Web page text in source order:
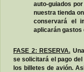
auto-guiados
nuestra tienda
conservará el
aplicarán gastos
FASE 2: RESERVA.
se solicitará el pago
los billetes de avión.